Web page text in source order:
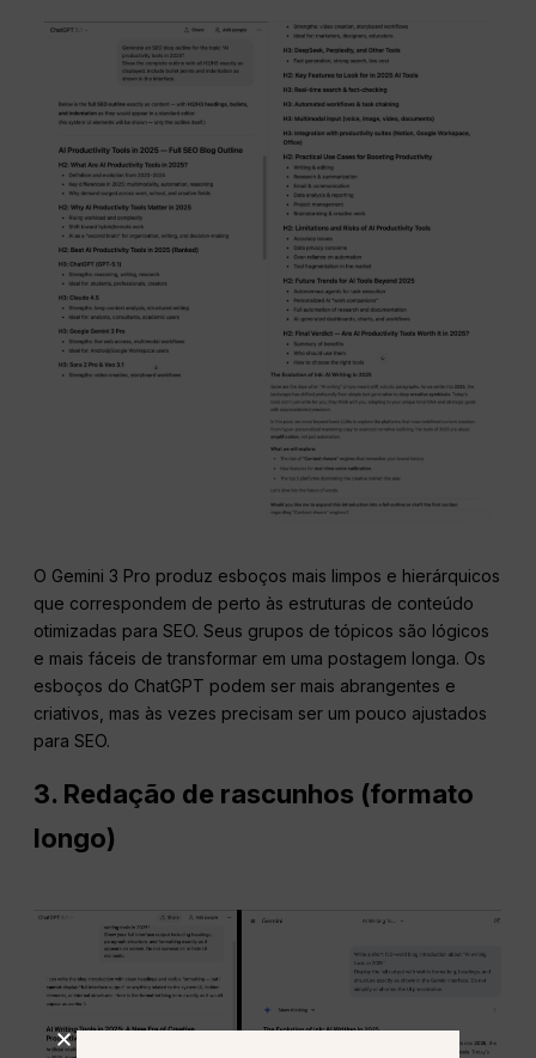
O Gemini 3 Pro produz esboços mais limpos e hierárquicos
que correspondem de perto às estruturas de conteúdo
otimizadas para SEO. Seus grupos de tópicos são lógicos
e mais fáceis de transformar em uma postagem longa. Os
esboços do ChatGPT podem ser mais abrangentes e
criativos, mas às vezes precisam ser um pouco ajustados
para SEO.
3. Redação de rascunhos (formato
longo)